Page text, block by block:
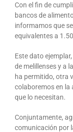
Con el fin de
bancos de
informamos que
equivalentes a
Este dato
de melillenses y a
ha permitido, otra
colaboremos en la
que lo necesitan.
Conjuntamente,
comunicación por